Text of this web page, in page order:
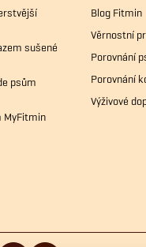
sušené
psům
MyFitmin
Blog Fitmin
Věrnostní
Porovnání
Porovnání
Výživové